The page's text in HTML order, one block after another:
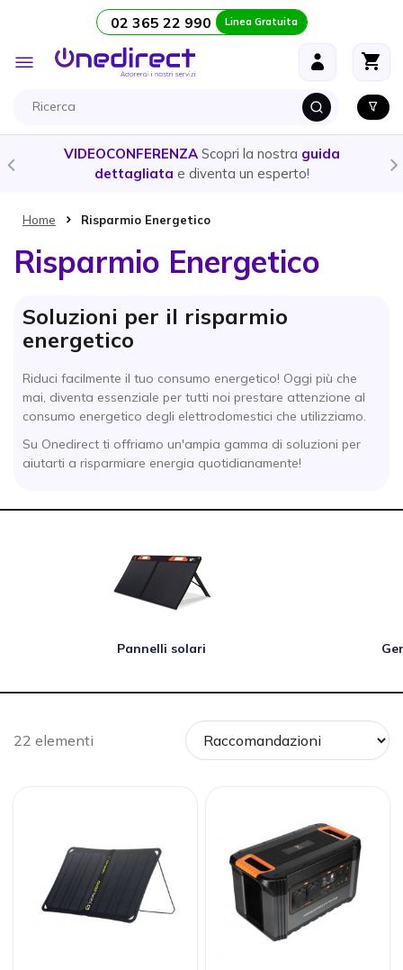
Salta al contenuto 02 365 22 990 Linea Gratuita
Toggle
Nav
VIDEOCONFERENZA Scopri la nostra guida
dettagliata e diventa un esperto!
Home Risparmio Energetico
Risparmio Energetico
Soluzioni per il risparmio
energetico
Riduci facilmente il tuo consumo energetico! Oggi più che
mai, diventa essenziale per tutti noi prestare attenzione al
consumo energetico degli elettrodomestici che utilizziamo.
Su Onedirect ti offriamo un'ampia gamma di soluzioni per
aiutarti a risparmiare energia quotidianamente!
Pannelli solari
22 elementi